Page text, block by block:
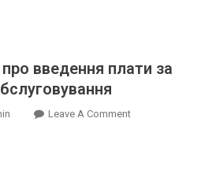
Абонентське
Оприлюднення
введення плати за
Leave A CommentOn